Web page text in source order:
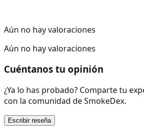
Aún no hay valoraciones
Aún no hay valoraciones
Cuéntanos tu opinión
¿Ya lo has probado? Comparte tu
con la comunidad de SmokeDex.
Escribir reseña